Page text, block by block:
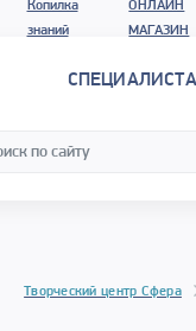
Копилка
знаний
ОНЛАЙН
МАГАЗИН
Творческий центр Сфера